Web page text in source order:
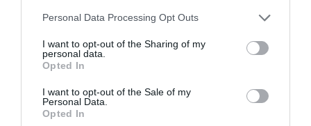
Please note that this website/app uses one or more Google
not limited to your visit or usage behaviour. You may click to
grant or deny consent to Google and its third-party tags to
use your data for below specified purposes in below Google
consent section.
Personal Data Processing Opt Outs
I want to opt-out of the Sharing of my
personal data.
Opted In
I want to opt-out of the Sale of my
Personal Data.
Opted In
τεχνολογίας IP